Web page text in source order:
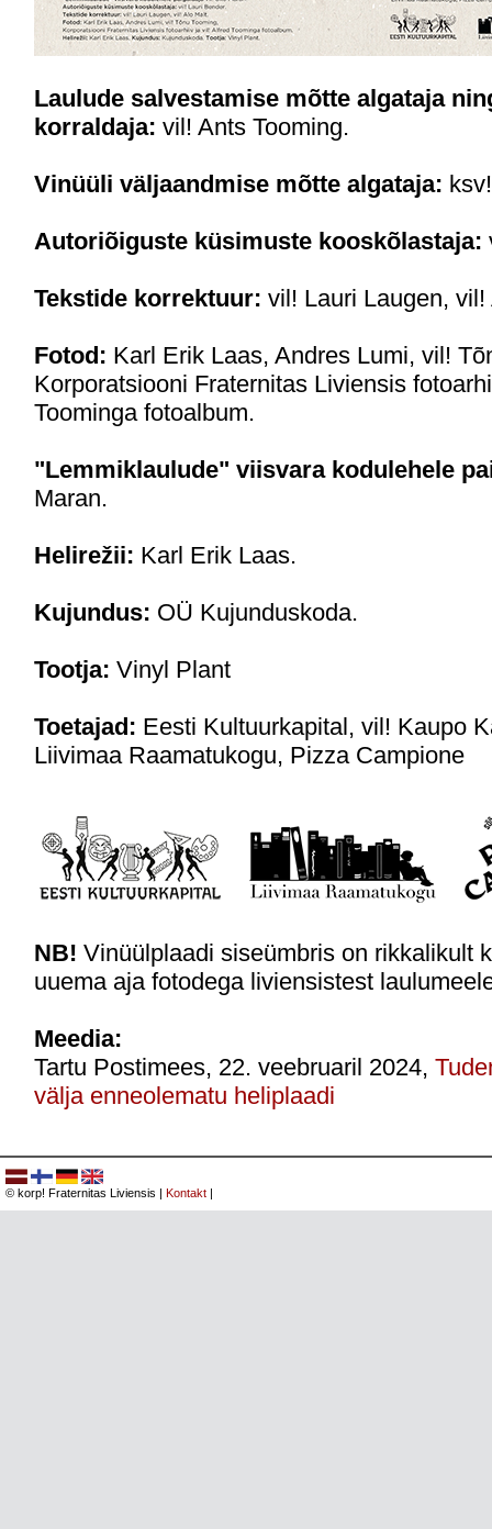
Laulude salvestamise mõtte algataja
korraldaja: vil! Ants Tooming.
Vinüüli väljaandmise mõtte algataja:
Autoriõiguste küsimuste kooskõlastaja:
Tekstide korrektuur: vil! Lauri Laugen, vil!
Fotod: Karl Erik Laas, Andres Lumi, vil!
Korporatsiooni Fraternitas Liviensis
Toominga fotoalbum.
"Lemmiklaulude" viisvara kodulehele
Maran.
Helirežii: Karl Erik Laas.
Kujundus: OÜ Kujunduskoda.
Tootja: Vinyl Plant
Toetajad: Eesti Kultuurkapital, vil! Kaupo
Liivimaa Raamatukogu, Pizza Campione
NB! Vinüülplaadi siseümbris on rikkalikult
uuema aja fotodega liviensistest
Meedia:
Tartu Postimees, 22. veebruaril 2024,
välja enneolematu heliplaadi
© korp! Fraternitas Liviensis | Kontakt |